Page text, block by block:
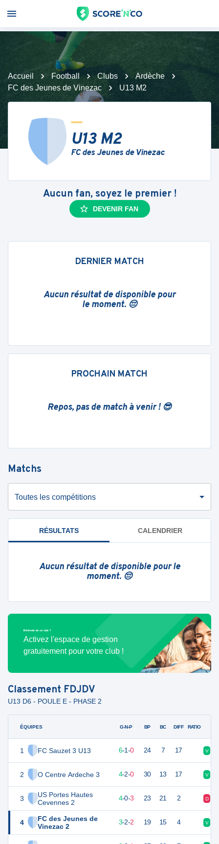
Accueil Football Clubs
Ardèche
FC des Jeunes de Vinezac
U13 M2
U13 M2
FC des Jeunes de Vinezac
Aucun fan, soyez le premier !
DEVENIR FAN
DERNIER MATCH
Aucun résultat de disponible pour
le moment. 😔
PROCHAIN MATCH
Repos, pas de match à venir ! 😎
Matchs
Toutes les compétitions
RÉSULTATS CALENDRIER
Aucun résultat de disponible pour le
moment. 😔
Bénévole de ce club ?
Activez l'espace de gestion
gratuitement pour votre club !
Classement FDJDV
U13 D6 - POULE E - PHASE 2
ÉQUIPES
1 FC Sauzet 3 U13
2 O Centre Ardeche 3
3
US Portes Hautes
Cevennes 2
4
FC des Jeunes de
Vinezac 2
G-N-P BP BC DIFF RATIO
19 6-1-0 24 7 17 V
13 4-2-0 30 13 17 V
12 4-0-3 23 21 2 D
11 3-2-2 19 15 4 V